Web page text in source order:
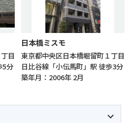
目
5分
日本橋ミスモ
東京都中央区日本橋堀留町１丁目
日比谷線「小伝馬町」駅 徒歩3分
築年月：2006年 2月